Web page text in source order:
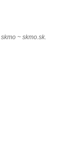
skmo ~ skmo.sk